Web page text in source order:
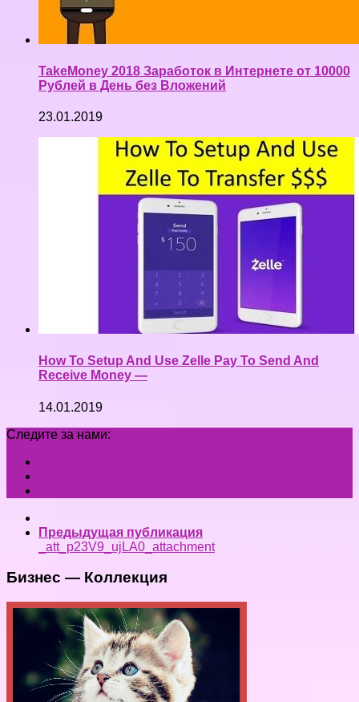
TakeMoney 2018 Заработок в Интернете от 10000
Рублей в День без Вложений
23.01.2019
How To Setup And Use Zelle Pay To Send And
Receive Money —
14.01.2019
Следите за нами:
Предыдущая публикация
_att_p23V9_ujLA0_attachment
Бизнес — Коллекция